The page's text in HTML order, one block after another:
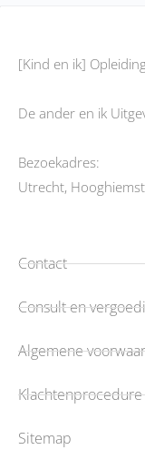
[Kind en ik]
De ander en ik
Bezoekadres:
Utrecht,
Contact
Consult en
Algemene
Klachtenprocedure
Sitemap